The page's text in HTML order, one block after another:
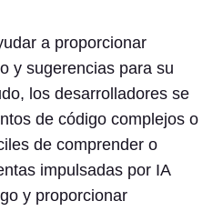
a proporcionar
y sugerencias para su
los desarrolladores se
de código complejos o
de comprender o
impulsadas por IA
y proporcionar